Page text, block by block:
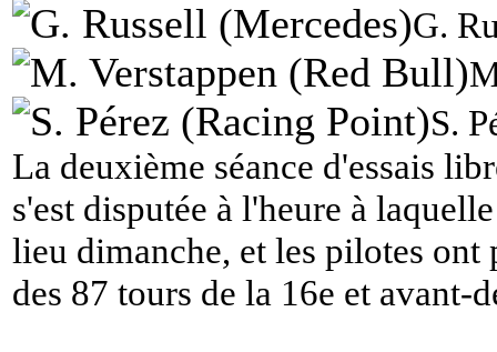
G.
S.
La deuxième séance d'essais
s'est disputée à l'heure à
lieu dimanche, et les pilotes
des 87 tours de la 16e et avant-